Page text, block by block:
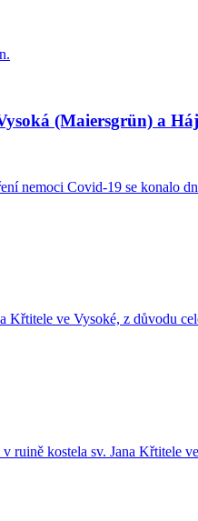
(Maiersgrün) a
nemoci Covid-19 se konalo
Křtitele ve Vysoké, z důvodu
ruině kostela sv. Jana Křtitele